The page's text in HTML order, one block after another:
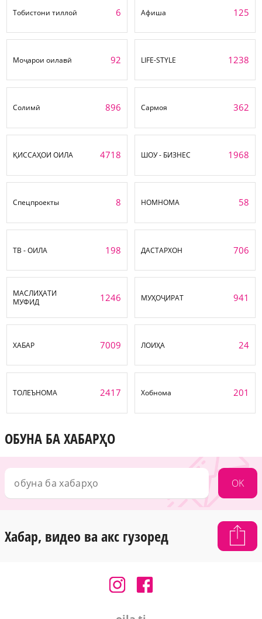
Тобистони тиллоӣ 6 Афиша 125
Моҷарои оилавӣ 92 LIFE-STYLE 1238
Солимӣ 896 Сармоя 362
ҚИССАҲОИ ОИЛА 4718 ШОУ - БИЗНЕС 1968
Спецпроекты 8 НОМНОМА 58
ТВ - ОИЛА 198 ДАСТАРХОН 706
МАСЛИҲАТИ
МУФИД
1246 МУҲОҶИРАТ 941
ХАБАР 7009 ЛОИҲА 24
ТОЛЕЪНОМА 2417 Хобнома 201
ОБУНА БА ХАБАРҲО
OK
Хабар, видео ва акс гузоред